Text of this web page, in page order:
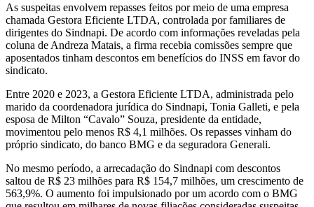
As suspeitas envolvem repasses feitos por meio de uma empresa
chamada Gestora Eficiente LTDA, controlada por familiares de
dirigentes do Sindnapi. De acordo com informações reveladas pela
coluna de Andreza Matais, a firma recebia comissões sempre que
aposentados tinham descontos em benefícios do INSS em favor do
sindicato.
Entre 2020 e 2023, a Gestora Eficiente LTDA, administrada pelo
marido da coordenadora jurídica do Sindnapi, Tonia Galleti, e pela
esposa de Milton “Cavalo” Souza, presidente da entidade,
movimentou pelo menos R$ 4,1 milhões. Os repasses vinham do
próprio sindicato, do banco BMG e da seguradora Generali.
No mesmo período, a arrecadação do Sindnapi com descontos
saltou de R$ 23 milhões para R$ 154,7 milhões, um crescimento de
563,9%. O aumento foi impulsionado por um acordo com o BMG